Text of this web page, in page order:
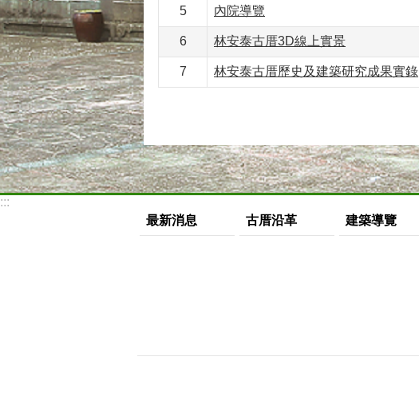
5 內院導覽
6 林安泰古厝3D線上實景
7 林安泰古厝歷史及建築研究成果實錄
:::
最新消息
古厝沿革 建築導覽